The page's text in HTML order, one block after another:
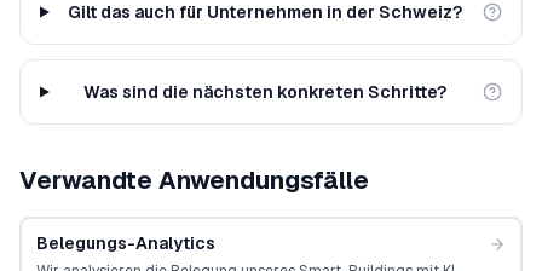
Gilt das auch für Unternehmen in der Schweiz?
Was sind die nächsten konkreten Schritte?
Verwandte Anwendungsfälle
Belegungs-Analytics